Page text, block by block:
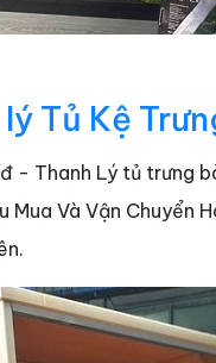
Tủ Kệ
- Thanh Lý tủ trưng
Mua Và Vận Chuyển